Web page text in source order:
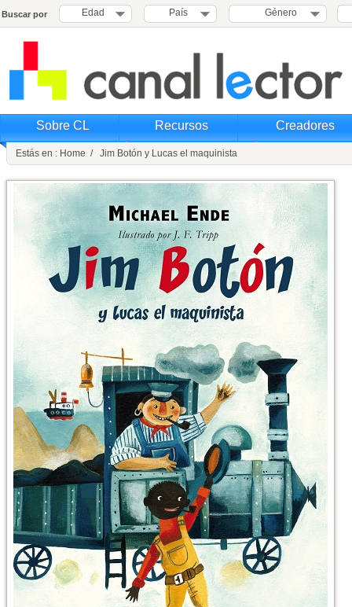
Buscar por Edad País Género
Sobre CL Recursos Creadores
Estás en : Home / Jim Botón y Lucas el maquinista